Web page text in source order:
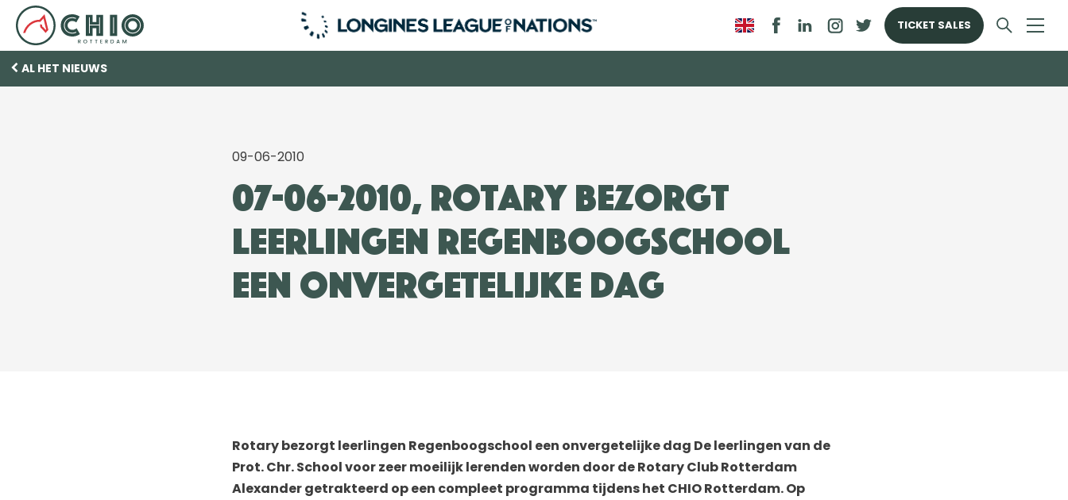
TICKET SALES
AL HET NIEUWS
09-06-2010
07-06-2010, Rotary bezorgt
leerlingen Regenboogschool
een onvergetelijke dag
Rotary bezorgt leerlingen Regenboogschool een onvergetelijke dag De leerlingen van de
Prot. Chr. School voor zeer moeilijk lerenden worden door de Rotary Club Rotterdam
Alexander getrakteerd op een compleet programma tijdens het CHIO Rotterdam. Op